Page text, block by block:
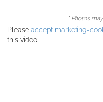
* Photos
Please accept marketing-
this video.